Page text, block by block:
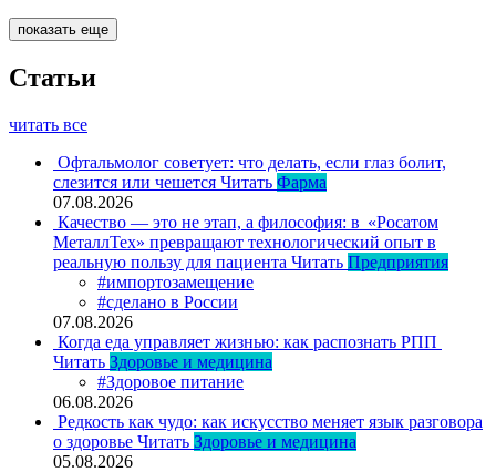
показать еще
Статьи
читать все
Офтальмолог советует: что делать, если глаз болит,
слезится или чешется Читать Фарма
07.08.2026
Качество — это не этап, а философия: в «Росатом
МеталлТех» превращают технологический опыт в
реальную пользу для пациента Читать Предприятия
#импортозамещение
#сделано в России
07.08.2026
Когда еда управляет жизнью: как распознать РПП
Читать Здоровье и медицина
#Здоровое питание
06.08.2026
Редкость как чудо: как искусство меняет язык разговора
о здоровье Читать Здоровье и медицина
05.08.2026